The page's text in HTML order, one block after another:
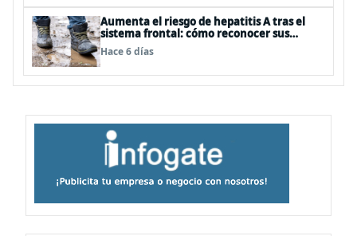
Aumenta el riesgo de hepatitis A tras el
sistema frontal: cómo reconocer sus
síntomas y evitar el contagio
Hace 6 días